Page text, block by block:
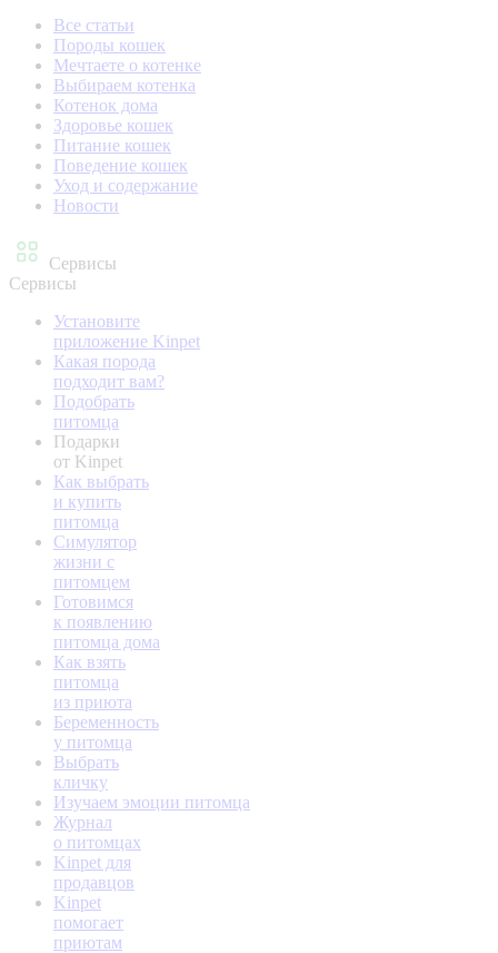
Все статьи
Породы кошек
Мечтаете о котенке
Выбираем котенка
Котенок дома
Здоровье кошек
Питание кошек
Поведение кошек
Уход и содержание
Новости
Сервисы
Сервисы
Установите
приложение Kinpet
Какая порода
подходит вам?
Подобрать
питомца
Подарки
от Kinpet
Как выбрать
и купить
питомца
Симулятор
жизни с
питомцем
Готовимся
к появлению
питомца дома
Как взять
питомца
из приюта
Беременность
у питомца
Выбрать
кличку
Изучаем эмоции питомца
Журнал
о питомцах
Kinpet для
продавцов
Kinpet
помогает
приютам